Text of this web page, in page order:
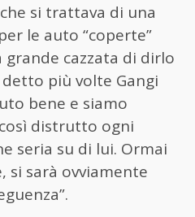
si trattava di una
le auto “coperte”
grande cazzata di dirlo
detto più volte Gangi
bene e siamo
distrutto ogni
seria su di lui. Ormai
si sarà ovviamente